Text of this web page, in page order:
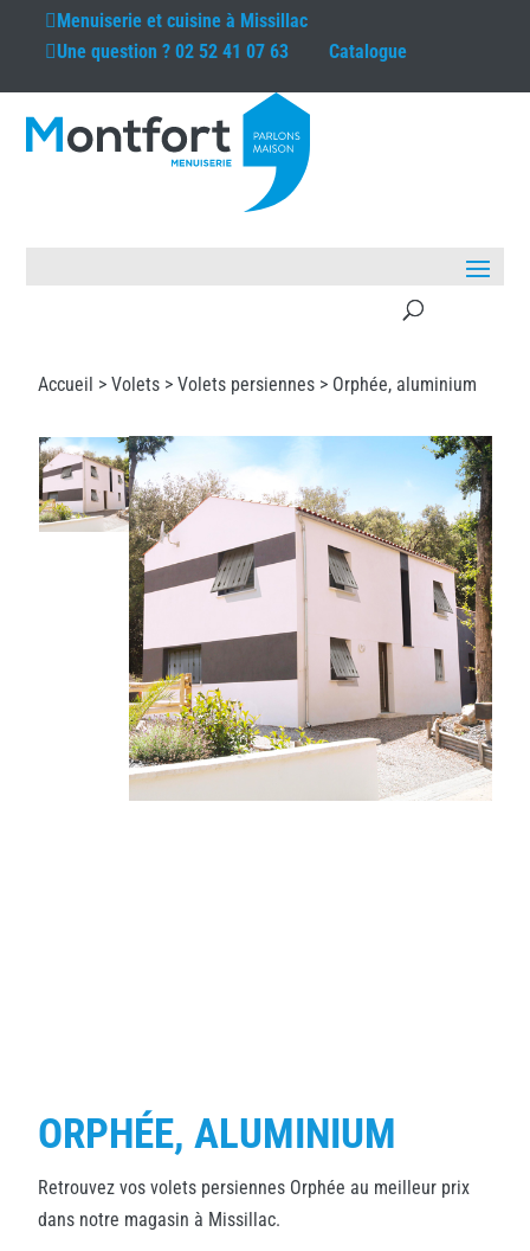
Menuiserie et cuisine à Missillac
Une question ?02 52 41 07 63 Catalogue
Accueil > Volets > Volets persiennes > Orphée, aluminium
ORPHÉE, ALUMINIUM
Retrouvez vos volets persiennes Orphée au meilleur prix
dans notre magasin à Missillac.